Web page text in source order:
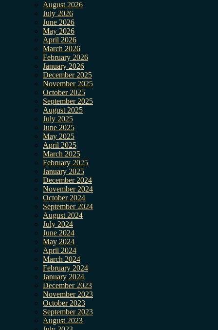
August 2026
July 2026
June 2026
May 2026
April 2026
March 2026
February 2026
January 2026
December 2025
November 2025
October 2025
September 2025
August 2025
July 2025
June 2025
May 2025
April 2025
March 2025
February 2025
January 2025
December 2024
November 2024
October 2024
September 2024
August 2024
July 2024
June 2024
May 2024
April 2024
March 2024
February 2024
January 2024
December 2023
November 2023
October 2023
September 2023
August 2023